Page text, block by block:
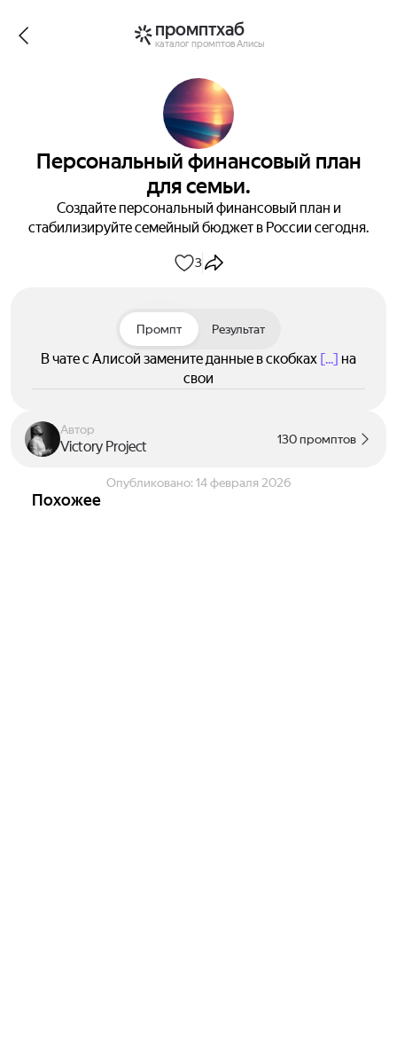
промптхаб
каталог промптов Алисы
Персональный финансовый план
для семьи.
Создайте персональный финансовый план и
стабилизируйте семейный бюджет в России сегодня.
3
Промпт Результат
В чате с Алисой замените данные в скобках [...] на
свои
Автор
Victory Project 130 промптов
Опубликовано: 14 февраля 2026
Похожее